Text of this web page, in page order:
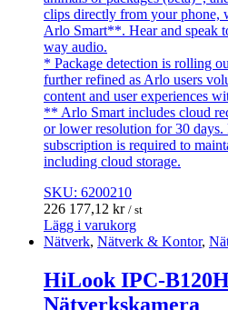
clips directly from your phone,
Arlo Smart**. Hear and speak
way audio.
* Package detection is rolling
further refined as Arlo users
content and user experiences
** Arlo Smart includes cloud
or lower resolution for 30
subscription is required to
including cloud storage.
SKU: 6200210
226 177,12 kr / st
Lägg i varukorg
Nätverk, Nätverk & Kontor,
HiLook IPC-
Nätverkskamera